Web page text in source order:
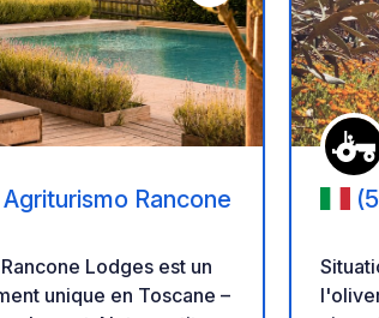
Ajouter à vos favoris
Rancone
Lodges est un
unique en Toscane –